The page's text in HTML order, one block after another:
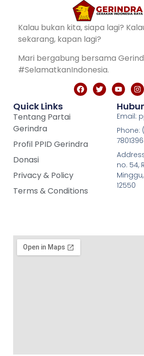
Kalau bukan kita, siapa lagi?
sekarang, kapan lagi?
Mari bergabung bersama
#SelamatkanIndonesia.
Quick Links
Tentang Partai
Gerindra
Profil PPID Gerindra
Donasi
Privacy & Policy
Terms & Conditions
Email:
Phone:
7801396
no. 54,
12550